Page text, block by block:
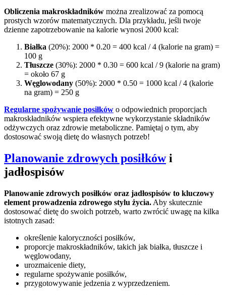
Obliczenia makroskładników można zrealizować za pomocą
prostych wzorów matematycznych. Dla przykładu, jeśli twoje
dzienne zapotrzebowanie na kalorie wynosi 2000 kcal:
Białka (20%): 2000 * 0.20 = 400 kcal / 4 (kalorie na gram) =
100 g
Tłuszcze (30%): 2000 * 0.30 = 600 kcal / 9 (kalorie na gram)
= około 67 g
Węglowodany (50%): 2000 * 0.50 = 1000 kcal / 4 (kalorie
na gram) = 250 g
Regularne spożywanie posiłków o odpowiednich proporcjach
makroskładników wspiera efektywne wykorzystanie składników
odżywczych oraz zdrowie metaboliczne. Pamiętaj o tym, aby
dostosować swoją dietę do własnych potrzeb!
Planowanie zdrowych posiłkówi
jadłospisów
Planowanie zdrowych posiłków oraz jadłospisów to kluczowy
element prowadzenia zdrowego stylu życia. Aby skutecznie
dostosować dietę do swoich potrzeb, warto zwrócić uwagę na kilka
istotnych zasad:
określenie kaloryczności posiłków,
proporcje makroskładników, takich jak białka, tłuszcze i
węglowodany,
urozmaicenie diety,
regularne spożywanie posiłków,
przygotowywanie jedzenia z wyprzedzeniem.